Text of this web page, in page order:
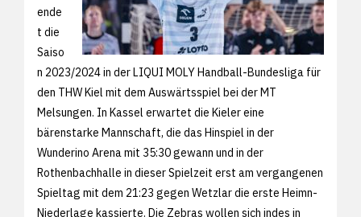
ende
t die
Saiso
n 2023/2024 in der LIQUI MOLY Handball-Bundesliga für
den THW Kiel mit dem Auswärtsspiel bei der MT
Melsungen. In Kassel erwartet die Kieler eine
bärenstarke Mannschaft, die das Hinspiel in der
Wunderino Arena mit 35:30 gewann und in der
Rothenbachhalle in dieser Spielzeit erst am vergangenen
Spieltag mit dem 21:23 gegen Wetzlar die erste Heimn-
Niederlage kassierte. Die Zebras wollen sich indes in